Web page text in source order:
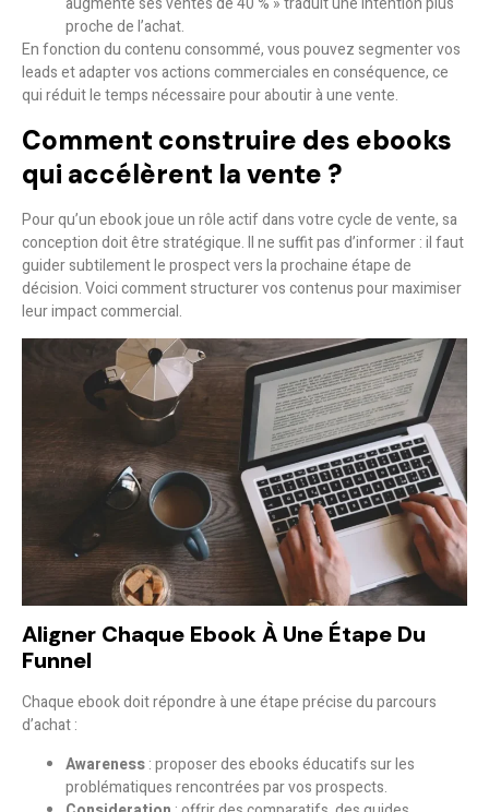
proche de l’achat.
En fonction du contenu consommé, vous pouvezsegmentervos
leads etadapter vos actions commercialesen conséquence, ce
qui réduit le temps nécessaire pour aboutir à une vente.
Comment construire des ebooks
qui accélèrent la vente ?
Pour qu’un ebook joue un rôle actif dans votre cycle de vente, sa
conception doit être stratégique. Il ne suffit pas d’informer : il faut
guider subtilement le prospect vers la prochaine étape de
décision. Voici comment structurer vos contenus pour maximiser
leur impact commercial.
Aligner Chaque Ebook À Une Étape Du
Funnel
Chaque ebook doit répondre à une étape précise du parcours
d’achat :
Awareness: proposer des ebooks éducatifs sur les
problématiques rencontrées par vos prospects.